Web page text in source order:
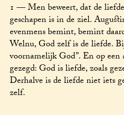
1 — Men beweert, dat de
geschapen is in de ziel.
evenmens bemint, bemint
Welnu, God zelf is de liefde.
voornamelijk God”. En op een
gezegd: God is liefde, zoals
Derhalve is de liefde niet iets
zelf.